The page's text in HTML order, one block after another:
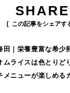
SHARE
この記事をシェアす
田｜栄養豊富な希少
ムライスは色とりど
メニューが楽しめる